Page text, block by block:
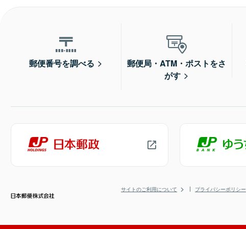
郵便番号を調べる
郵便局・ATM・ポストをさ
がす
サイトのご利用について プライバシーポリシー